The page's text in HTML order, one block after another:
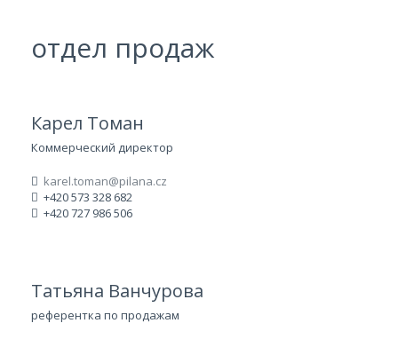
отдел продаж
Карел Томан
Коммерческий директор
karel.toman@pilana.cz
+420 573 328 682
+420 727 986 506
Татьяна Ванчурова
референтка по продажам